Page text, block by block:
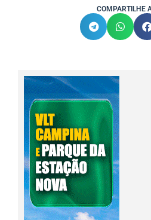
COMPARTILHE